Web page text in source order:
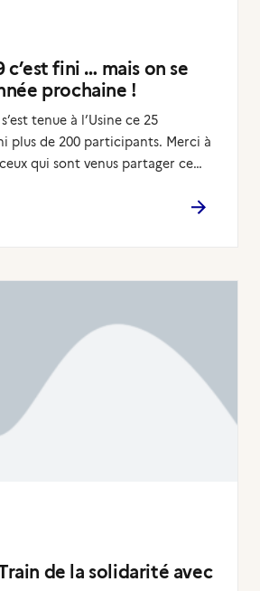
c’est fini … mais on se
prochaine !
tenue à l’Usine ce 25
plus de 200 participants. Merci à
qui sont venus partager ce…
de la solidarité avec